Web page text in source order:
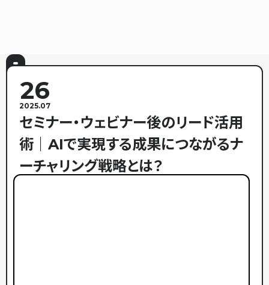
26
2025.07
セミナー・ウェビナー後のリード活用
術｜AIで実現する成果につながるナ
ーチャリング戦略とは？